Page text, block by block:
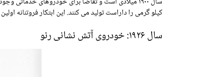
کیلو گرمی را داراست تولید می کنند. این ابتکار فروتنانه
سال ۱۹۲۶: خودروی آتش نشانی رنو